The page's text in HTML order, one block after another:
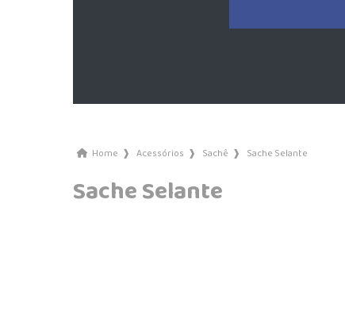
Home ❱ Acessórios ❱ Sachê ❱ Sache Selante
Sache Selante